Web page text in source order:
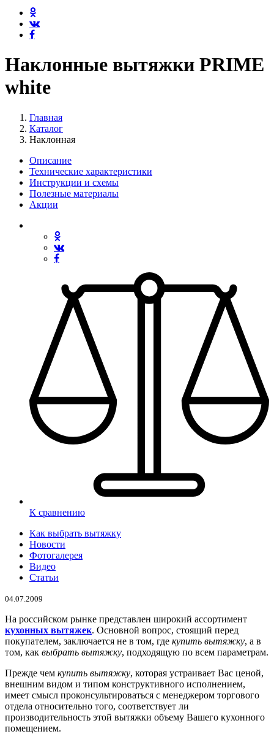
Наклонные вытяжки PRIME
white
Главная
Каталог
Наклонная
Описание
Технические характеристики
Инструкции и схемы
Полезные материалы
Акции
К сравнению
Как выбрать вытяжку
Новости
Фотогалерея
Видео
Статьи
04.07.2009
На российском рынке представлен широкий ассортимент
кухонных вытяжек. Основной вопрос, стоящий перед
покупателем, заключается не в том, где купить вытяжку, а в
том, как выбрать вытяжку, подходящую по всем параметрам.
Прежде чем купить вытяжку, которая устраивает Вас ценой,
внешним видом и типом конструктивного исполнением,
имеет смысл проконсультироваться с менеджером торгового
отдела относительно того, соответствует ли
производительность этой вытяжки объему Вашего кухонного
помещением.